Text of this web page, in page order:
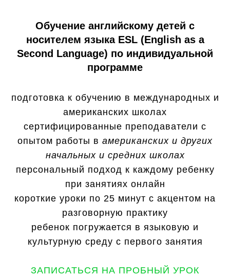
Обучение английскому детей с
носителем языка ESL (English as a
Second Language) по индивидуальной
программе
подготовка к обучению в международных и
американских школах
сертифицированные преподаватели с
опытом работы в американских и других
начальных и средних школах
персональный подход к каждому ребенку
при занятиях онлайн
короткие уроки по 25 минут с акцентом на
разговорную практику
ребенок погружается в языковую и
культурную среду с первого занятия
ЗАПИСАТЬСЯ НА ПРОБНЫЙ УРОК